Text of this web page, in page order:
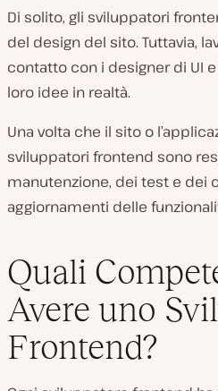
Di solito, gli sviluppatori
del design del sito. Tuttavia,
contatto con i designer di UI
loro idee in realtà.
Una volta che il sito o
sviluppatori frontend sono
manutenzione, dei test e dei
aggiornamenti delle
Quali
Avere uno
Frontend?